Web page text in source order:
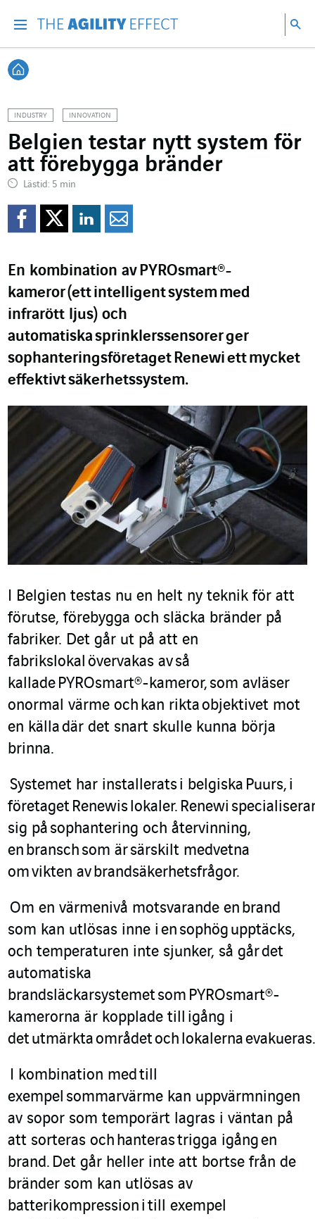
Sök
Tillbaka till startsidan
INDUSTRY INNOVATION
Belgien testar nytt system för
att förebygga bränder
Lästid: 5 min
Dela på Facebook
Dela på Twitter
Dela på Linkedin
En kombination avPYROsmart®-
kameror(ettintelligentsystem med
infrarött ljus) och
automatiskasprinklerssensorerger
sophanteringsföretagetRenewiettmycket
effektivtsäkerhetssystem.
I Belgien testas nu en helt ny teknik för att
förutse, förebygga och släcka bränder på
fabriker. Det går ut på att en
fabrikslokal övervakas avså
kallade PYROsmart®-kameror, som avläser
onormal värme och kan riktaobjektivet mot
en källadär det snart skulle kunna börja
brinna.
Systemet har installeratsi belgiska Puurs, i
företaget Renewislokaler. Renewi
sig på sophantering och återvinning,
en bransch som ärsärskilt medvetna
omvikten avbrandsäkerhetsfrågor.
Om en värmenivå motsvarande en brand
som kan utlösas inne i en sophög upptäcks,
och temperaturen inte sjunker, så gårdet
automatiska
brandsläckarsystemetsom PYROsmart®-
kamerorna är kopplade till igång i
detutmärktaområdetoch lokalerna
I kombination medtill
exempel sommarvärme kan uppvärmningen
av sopor som temporärt lagras i väntan på
att sorteras och hanterastrigga igången
brand. Det går heller inte att bortse från de
bränder som kan utlösas av
batterikompression i till exempel